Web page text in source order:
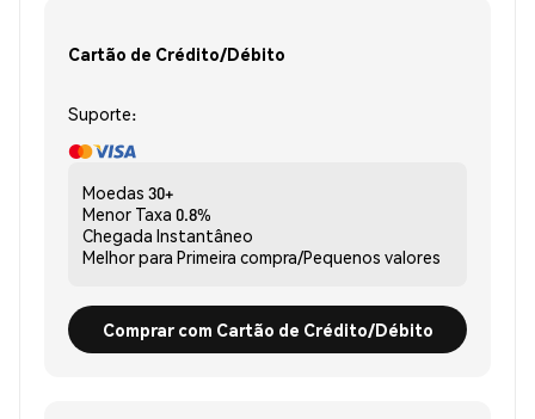
Cartão de Crédito/Débito
Suporte:
Moedas 30+
Menor Taxa 0.8%
Chegada Instantâneo
Melhor para Primeira compra/Pequenos valores
Comprar com Cartão de Crédito/Débito